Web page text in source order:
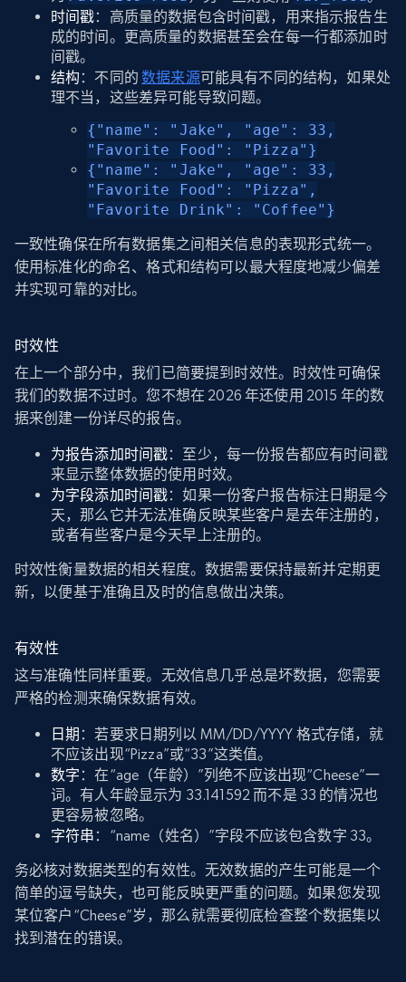
时间戳：高质量的数据包含时间戳，用来指示报告生
成的时间。更高质量的数据甚至会在每一行都添加时
间戳。
结构 ：不同的数据来源可能具有不同的结构，如果处
理不当，这些差异可能导致问题。
{"name": "Jake", "age": 33,
"Favorite Food": "Pizza"}
{"name": "Jake", "age": 33,
"Favorite Food": "Pizza",
"Favorite Drink": "Coffee"}
一致性确保在所有数据集之间相关信息的表现形式统一。
使用标准化的命名、格式和结构可以最大程度地减少偏差
并实现可靠的对比。
时效性
在上一个部分中，我们已简要提到时效性。时效性可确保
我们的数据不过时。您不想在 2026 年还使用 2015 年的数
据来创建一份详尽的报告。
为报告添加时间戳：至少，每一份报告都应有时间戳
来显示整体数据的使用时效。
为字段添加时间戳：如果一份客户报告标注日期是今
天，那么它并无法准确反映某些客户是去年注册的，
或者有些客户是今天早上注册的。
时效性衡量数据的相关程度。数据需要保持最新并定期更
新，以便基于准确且及时的信息做出决策。
有效性
这与准确性同样重要。无效信息几乎总是坏数据，您需要
严格的检测来确保数据有效。
日期 ：若要求日期列以 MM/DD/YYYY 格式存储，就
不应该出现“Pizza”或“33”这类值。
数字 ：在“age（年龄）”列绝不应该出现“Cheese”一
词。有人年龄显示为 33.141592 而不是 33 的情况也
更容易被忽略。
字符串 ：“name（姓名）”字段不应该包含数字 33。
务必核对数据类型的有效性。无效数据的产生可能是一个
简单的逗号缺失，也可能反映更严重的问题。如果您发现
某位客户“Cheese”岁，那么就需要彻底检查整个数据集以
找到潜在的错误。